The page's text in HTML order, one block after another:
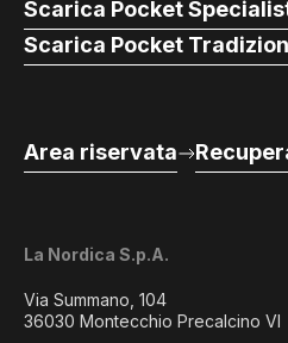
La Nordica S.p.A.
Via Summano, 104
36030 Montecchio Precalcino VI
Scarica Pocket
Scarica Pocket
Area riservata